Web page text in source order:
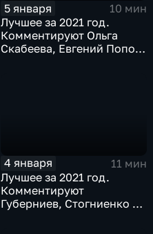
5 января
10 мин
Лучшее за 2021 год.
Комментируют Ольга
Скабеева, Евгений Попов
4 января
11 мин
Лучшее за 2021 год.
Комментируют
Губерниев, Стогниенко и